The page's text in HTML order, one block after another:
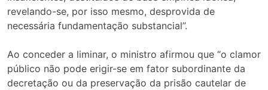
revelando-se, por isso mesmo, desprovida de
necessária fundamentação substancial”.
Ao conceder a liminar, o ministro afirmou que “o clamor
público não pode erigir-se em fator subordinante da
decretação ou da preservação da prisão cautelar de